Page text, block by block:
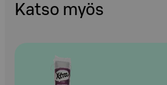
Katso myös